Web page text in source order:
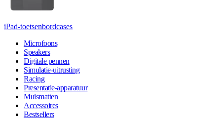
iPad-toetsenbordcases
Microfoons
Speakers
Digitale pennen
Simulatie-uitrusting
Racing
Presentatie-apparatuur
Muismatten
Accessoires
Bestsellers